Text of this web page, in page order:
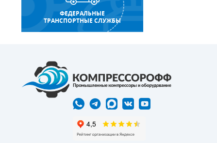
ФЕДЕРАЛЬНЫЕ
ТРАНСПОРТНЫЕ СЛУЖБЫ